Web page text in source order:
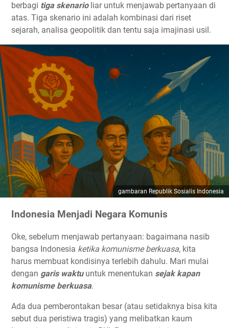
berbagi tiga skenarioliar untuk menjawab pertanyaan di
atas. Tiga skenario ini adalah kombinasi dari riset
sejarah, analisa geopolitik dan tentu saja imajinasi usil.
gambaran Republik Sosialis Indonesia
Indonesia Menjadi Negara Komunis
Oke, sebelum menjawab pertanyaan: bagaimana nasib
bangsa Indonesia ketika komunisme berkuasa, kita
harus membuat kondisinya terlebih dahulu. Mari mulai
dengan garis waktuuntuk menentukan sejak kapan
komunisme berkuasa.
Ada dua pemberontakan besar (atau setidaknya bisa kita
sebut dua peristiwa tragis) yang melibatkan kaum